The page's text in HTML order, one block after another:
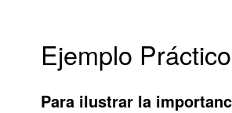
Ejemplo
Para ilustrar la